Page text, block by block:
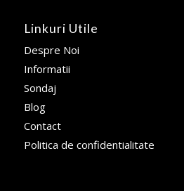
Linkuri Utile
Despre Noi
Informatii
Sondaj
Blog
Contact
Politica de confidentialitate